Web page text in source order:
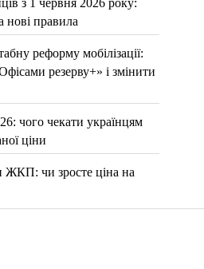
з 1 червня 2026 року:
нові правила
реформу мобілізації:
резерву+» і змінити
чого чекати українцям
ціни
ЖКП: чи зросте ціна на